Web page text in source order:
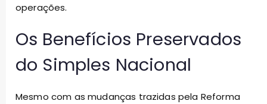
operações.
Os Benefícios Preservados
do Simples Nacional
Mesmo com as mudanças trazidas pela Reforma